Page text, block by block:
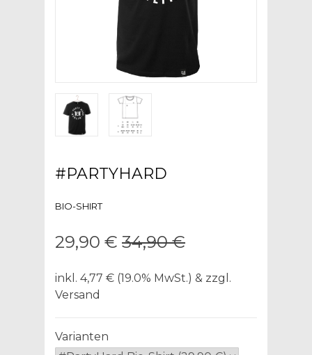
#PARTYHARD
BIO-SHIRT
29,90 € 34,90 €
inkl. 4,77 € (19.0% MwSt.) & zzgl.
Versand
Varianten